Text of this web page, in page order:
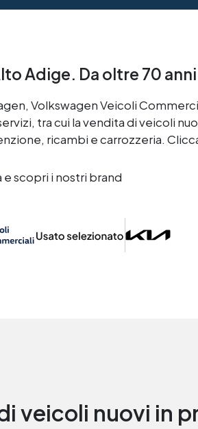
Adige. Da oltre 70
Volkswagen Veicoli
tra cui la vendita di veicoli
ricambi e carrozzeria.
e scopri i nostri brand
veicoli nuovi in